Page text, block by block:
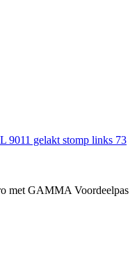
9011 gelakt stomp links 73
met GAMMA Voordeelpas